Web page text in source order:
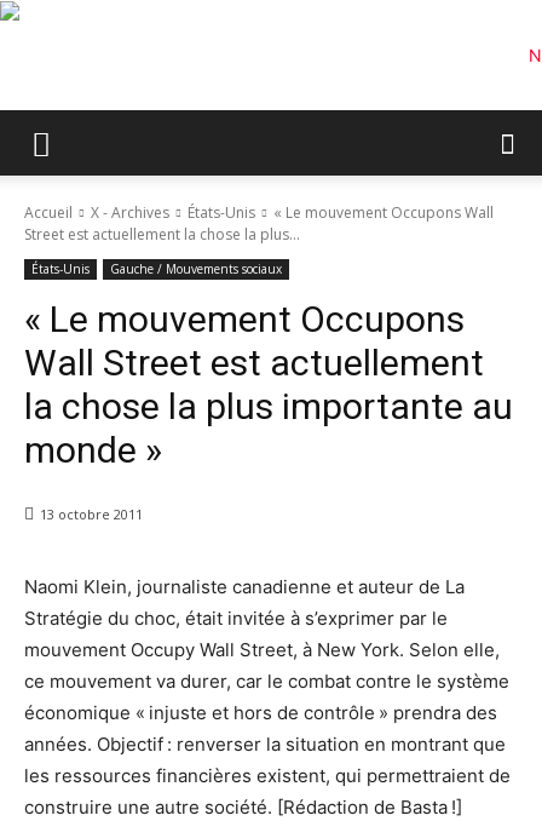
Accueil X - Archives États-Unis
« Le mouvement Occupons Wall
Street est actuellement la chose la plus...
États-Unis Gauche / Mouvements sociaux
« Le mouvement Occupons
Wall Street est actuellement
la chose la plus importante au
monde »
13 octobre 2011
Naomi Klein, journaliste canadienne et auteur de La
Stratégie du choc, était invitée à s’exprimer par le
mouvement Occupy Wall Street, à New York. Selon elle,
ce mouvement va durer, car le combat contre le système
économique « injuste et hors de contrôle » prendra des
années. Objectif : renverser la situation en montrant que
les ressources financières existent, qui permettraient de
construire une autre société. [Rédaction de Basta !]